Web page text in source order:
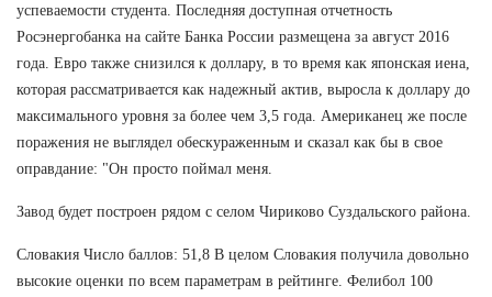
успеваемости студента. Последняя доступная отчетность
Росэнергобанка на сайте Банка России размещена за август 2016
года. Евро также снизился к доллару, в то время как японская иена,
которая рассматривается как надежный актив, выросла к доллару до
максимального уровня за более чем 3,5 года. Американец же после
поражения не выглядел обескураженным и сказал как бы в свое
оправдание: "Он просто поймал меня.
Завод будет построен рядом с селом Чириково Суздальского района.
Словакия Число баллов: 51,8 В целом Словакия получила довольно
высокие оценки по всем параметрам в рейтинге. Фелибол 100